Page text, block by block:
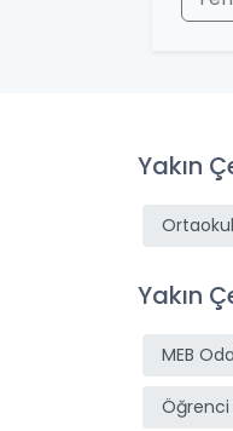
Yakın
Ortaokul
Yakın
MEB
Öğrenci